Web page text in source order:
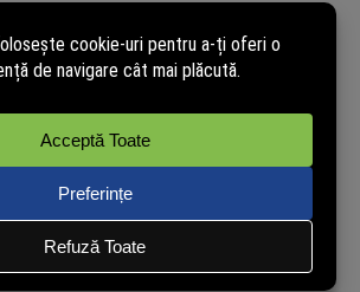
rectangulare statice
Auto / Semi-Auto / Manual / Sunshine /
/ Warmlight Lamp / Daylight Lamp /
/ Lock White Balance
da
clasificare om/vehicul, tripwire,